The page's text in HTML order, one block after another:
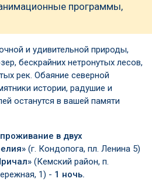
программы,
и удивительной природы,
бескрайних нетронутых лесов,
рек. Обаяние северной
истории, радушие и
останутся в вашей памяти
в двух
(г. Кондопога, пл. Ленина 5)
(Кемский район, п.
1) - 1 ночь.